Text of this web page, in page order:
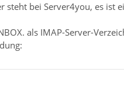
steht bei Server4you, es ist
als IMAP-Server-